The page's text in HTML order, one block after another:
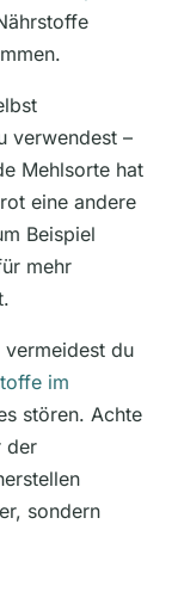
verwendest –
Mehlsorte hat
eine andere
Beispiel
mehr
du
im
stören. Achte
der
sondern